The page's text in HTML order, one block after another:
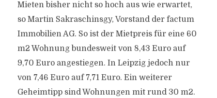
Mieten bisher nicht so hoch aus wie erwartet,
so Martin Sakraschinsgy, Vorstand der factum
Immobilien AG. So ist der Mietpreis für eine 60
m2 Wohnung bundesweit von 8,43 Euro auf
9,70 Euro angestiegen. In Leipzig jedoch nur
von 7,46 Euro auf 7,71 Euro. Ein weiterer
Geheimtipp sind Wohnungen mit rund 30 m2.